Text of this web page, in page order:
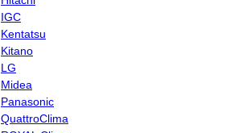
IGC
Kentatsu
Kitano
LG
Midea
Panasonic
QuattroClima